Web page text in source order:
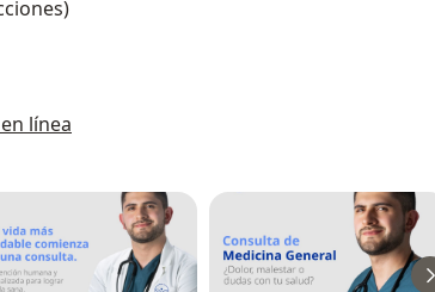
Trabajo con protocolos personalizados
y propiciando una excelente relación médico
línea